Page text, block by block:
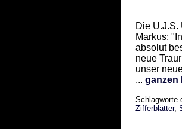
Die U.J.S.
Markus:
absolut
neue
unser
... ganzen
Schlagworte
Zifferblätter,